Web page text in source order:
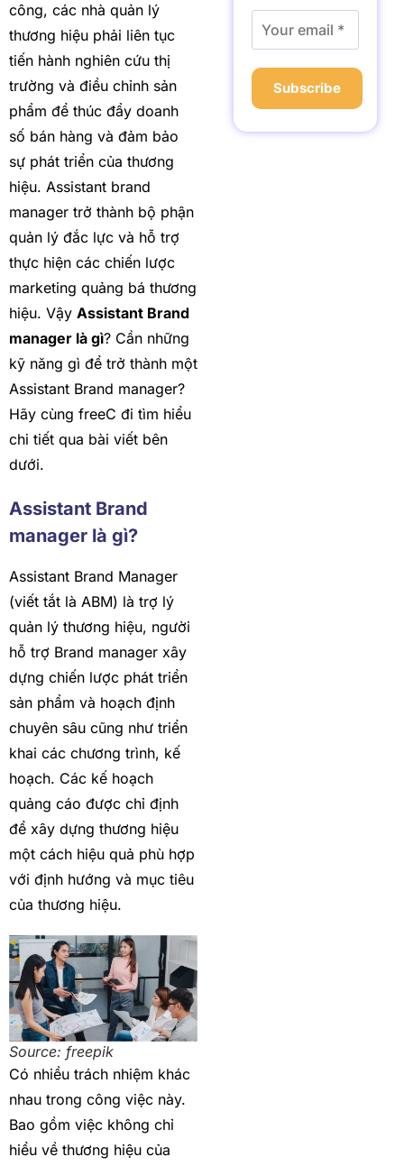
công, các nhà quản lý
thương hiệu phải liên tục
tiến hành nghiên cứu thị
trường và điều chỉnh sản
phẩm để thúc đẩy doanh
số bán hàng và đảm bảo
sự phát triển của thương
hiệu. Assistant brand
manager trở thành bộ phận
quản lý đắc lực và hỗ trợ
thực hiện các chiến lược
marketing quảng bá thương
hiệu. Vậy Assistant Brand
manager là gì? Cần những
kỹ năng gì để trở thành một
Assistant Brand manager?
Hãy cùng freeC đi tìm hiểu
chi tiết qua bài viết bên
dưới.
Assistant Brand
manager là gì?
Assistant Brand Manager
(viết tắt là ABM) là trợ lý
quản lý thương hiệu, người
hỗ trợ Brand manager xây
dựng chiến lược phát triển
sản phẩm và hoạch định
chuyên sâu cũng như triển
khai các chương trình, kế
hoạch. Các kế hoạch
quảng cáo được chỉ định
để xây dựng thương hiệu
một cách hiệu quả phù hợp
với định hướng và mục tiêu
của thương hiệu.
Source: freepik
Có nhiều trách nhiệm khác
nhau trong công việc này.
Bao gồm việc không chỉ
hiểu về thương hiệu của
Subscribe